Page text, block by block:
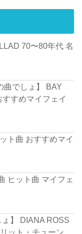
70〜80年代 名
曲でしょ】 BAY
すめマイフェイ
ト曲 おすすめマイ
ヒット曲 マイフェ
ょ】 DIANA ROSS
ット・チューン